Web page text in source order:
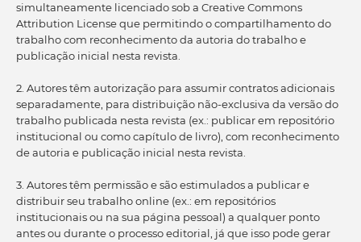
simultaneamente licenciado sob a Creative Commons
Attribution License que permitindo o compartilhamento do
trabalho com reconhecimento da autoria do trabalho e
publicação inicial nesta revista.
2. Autores têm autorização para assumir contratos adicionais
separadamente, para distribuição não-exclusiva da versão do
trabalho publicada nesta revista (ex.: publicar em repositório
institucional ou como capítulo de livro), com reconhecimento
de autoria e publicação inicial nesta revista.
3. Autores têm permissão e são estimulados a publicar e
distribuir seu trabalho online (ex.: em repositórios
institucionais ou na sua página pessoal) a qualquer ponto
antes ou durante o processo editorial, já que isso pode gerar